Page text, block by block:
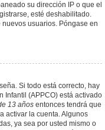
su dirección IP o que el
esté deshabilitado.
usuarios. Póngase en
Si todo está correcto, hay
Infantil (APPCO) está activado
13 años entonces tendrá que
activar la cuenta. Algunos
ya sea por usted mismo o